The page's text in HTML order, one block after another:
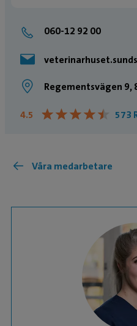
060-12 92 00
Regementsvägen 9,
4.5 ★★★★★
★★★★★ 573
Våra medarbetare